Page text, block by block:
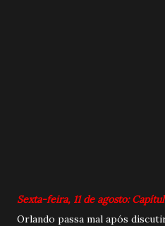
Sexta-feira, 11 de agosto:
Orlando passa mal após